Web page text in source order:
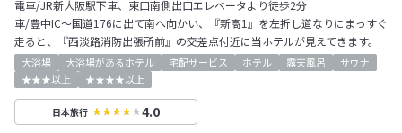
電車/JR新大阪駅下車、東口南側出口エレベータより徒歩2分
車/豊中IC～国道176に出て南へ向かい、『新高1』を左折し道なりにまっすぐ
走ると、『西淡路消防出張所前』の交差点付近に当ホテルが見えてきます。
大浴場 大浴場があるホテル 宅配サービス ホテル 露天風呂
サウナ
★★★以上
★★★★以上
日本旅行 4.0